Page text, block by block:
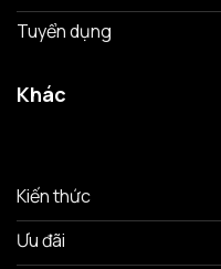
Tuyển dụng
Khác
Kiến thức
Ưu đãi